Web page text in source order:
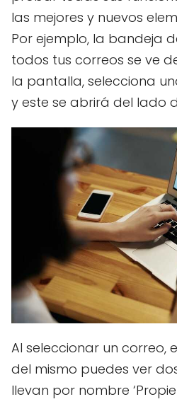
las mejores y nuevos
Por ejemplo, la bandeja
todos tus correos se ve
la pantalla, selecciona
y este se abrirá del lado
Al seleccionar un correo,
del mismo puedes ver
llevan por nombre